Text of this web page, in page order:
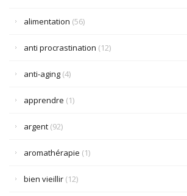
alimentation (56)
anti procrastination (12)
anti-aging (4)
apprendre (1)
argent (92)
aromathérapie (1)
bien vieillir (12)